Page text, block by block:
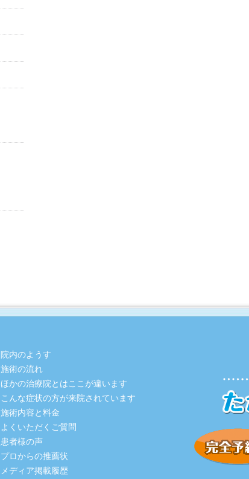
院内のようす
施術の流れ
ほかの治療院とはここが違います
こんな症状の方が来院されています
施術内容と料金
よくいただくご質問
患者様の声
プロからの推薦状
メディア掲載履歴